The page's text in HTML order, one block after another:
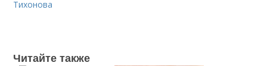
Тихонова
Читайте также